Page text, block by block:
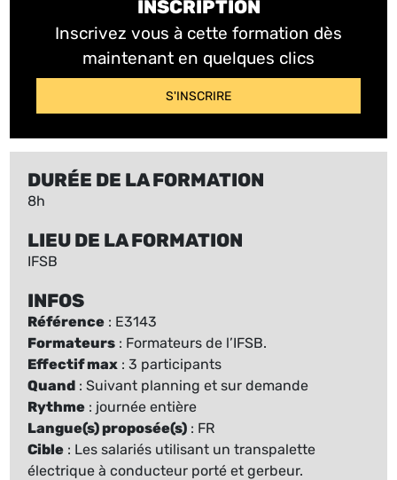
INSCRIPTION
Inscrivez vous à cette formation dès
maintenant en quelques clics
S'INSCRIRE
DURÉE DE LA FORMATION
8h
LIEU DE LA FORMATION
IFSB
INFOS
Référence : E3143
Formateurs : Formateurs de l’IFSB.
Effectif max : 3 participants
Quand : Suivant planning et sur demande
Rythme : journée entière
Langue(s) proposée(s) : FR
Cible : Les salariés utilisant un transpalette
électrique à conducteur porté et gerbeur.